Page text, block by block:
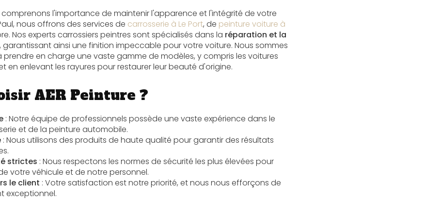
comprenons l'importance de maintenir l'apparence et l'intégrité de votre
nous offrons des services de carrosserie à Le Port, de peinture voiture à
Nos experts carrossiers peintres sont spécialisés dans la réparation et la
, garantissant ainsi une finition impeccable pour votre voiture. Nous sommes
en charge une vaste gamme de modèles, y compris les voitures
en enlevant les rayures pour restaurer leur beauté d'origine.
AER Peinture ?
: Notre équipe de professionnels possède une vaste expérience dans le
et de la peinture automobile.
: Nous utilisons des produits de haute qualité pour garantir des résultats
strictes : Nous respectons les normes de sécurité les plus élevées pour
votre véhicule et de notre personnel.
le client : Votre satisfaction est notre priorité, et nous nous efforçons de
exceptionnel.